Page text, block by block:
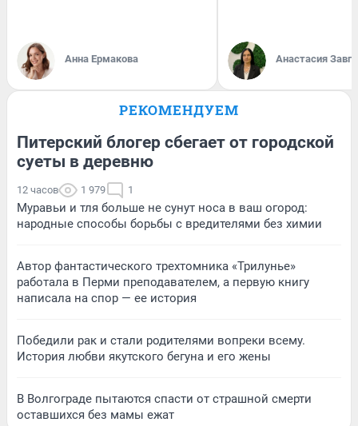
Анна Ермакова Анастасия
РЕКОМЕНДУЕМ
Питерский блогер сбегает от городской
суеты в деревню
12 часов 1 979 1
Муравьи и тля больше не сунут носа в ваш огород:
народные способы борьбы с вредителями без химии
Автор фантастического трехтомника «Трилунье»
работала в Перми преподавателем, а первую книгу
написала на спор — ее история
Победили рак и стали родителями вопреки всему.
История любви якутского бегуна и его жены
В Волгограде пытаются спасти от страшной смерти
оставшихся без мамы ежат